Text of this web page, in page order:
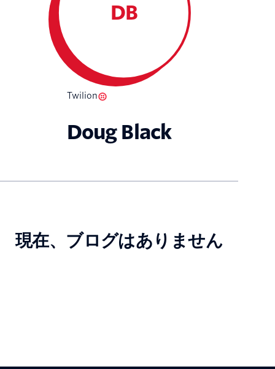
DB
Twilion
Doug Black
現在、ブログはありません